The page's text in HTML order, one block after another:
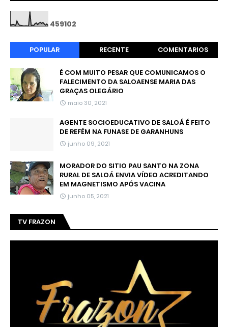
459102
POPULAR RECENTE COMENTARIOS
É COM MUITO PESAR QUE COMUNICAMOS O
FALECIMENTO DA SALOAENSE MARIA DAS
GRAÇAS OLEGÁRIO
maio 30, 2021
AGENTE SOCIOEDUCATIVO DE SALOÁ É FEITO
DE REFÉM NA FUNASE DE GARANHUNS
junho 09, 2021
MORADOR DO SITIO PAU SANTO NA ZONA
RURAL DE SALOÁ ENVIA VÍDEO ACREDITANDO
EM MAGNETISMO APÓS VACINA
junho 05, 2021
TV FRAZON